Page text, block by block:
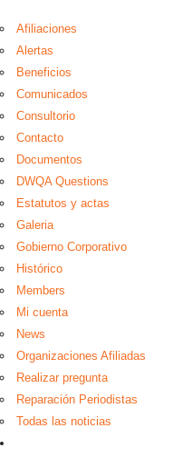
Afiliaciones
Alertas
Beneficios
Comunicados
Consultorio
Contacto
Documentos
DWQA Questions
Estatutos y actas
Galeria
Gobierno Corporativo
Histórico
Members
Mi cuenta
News
Organizaciones Afiliadas
Realizar pregunta
Reparación Periodistas
Todas las noticias